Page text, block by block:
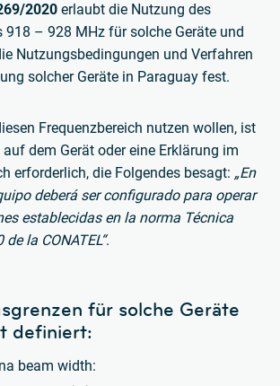
2020 erlaubt die Nutzung des
918 – 928 MHz für solche Geräte und
Nutzungsbedingungen und Verfahren
solcher Geräte in Paraguay fest.
Frequenzbereich nutzen wollen, ist
dem Gerät oder eine Erklärung im
erforderlich, die Folgendes besagt: „En
deberá ser configurado para operar
establecidas en la norma Técnica
la CONATEL“.
für solche Geräte
definiert:
beam width: